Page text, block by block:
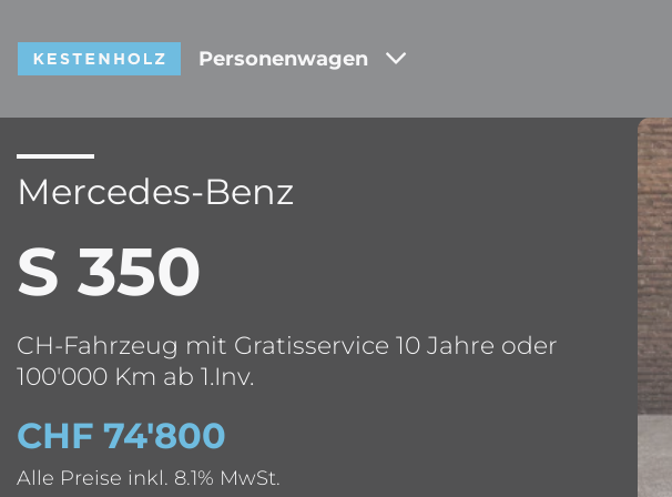
Personenwagen
Mercedes-Benz
S 350
CH-Fahrzeug mit Gratisservice 10 Jahre oder
100'000 Km ab 1.Inv.
CHF 74'800
Alle Preise inkl. 8.1% MwSt.